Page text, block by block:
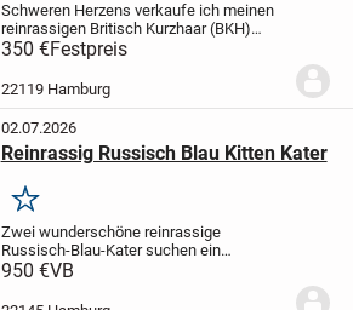
Schweren Herzens verkaufe ich meinen
reinrassigen Britisch Kurzhaar (BKH)
Kater. Er ist 1,5 Jahre alt, sehr lieb,
verschmust und an das Leben in der
Wohnung gewöhnt.
350 €Festpreis
22119 Hamburg
02.07.2026
Reinrassig Russisch Blau Kitten Kater
Merken
Zwei wunderschöne reinrassige
Russisch-Blau-Kater suchen ein
liebevolles Zuhause
gebracht. Zwei Kater haben bereits ihr
950 €VB